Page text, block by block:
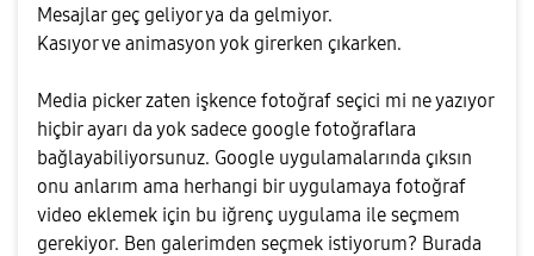
Mesajlar geç geliyor ya da gelmiyor.
Kasıyor ve animasyon yok girerken çıkarken.
Media picker zaten işkence fotoğraf seçici mi ne yazıyor
hiçbir ayarı da yok sadece google fotoğraflara
bağlayabiliyorsunuz. Google uygulamalarında çıksın
onu anlarım ama herhangi bir uygulamaya fotoğraf
video eklemek için bu iğrenç uygulama ile seçmem
gerekiyor. Ben galerimden seçmek istiyorum? Burada